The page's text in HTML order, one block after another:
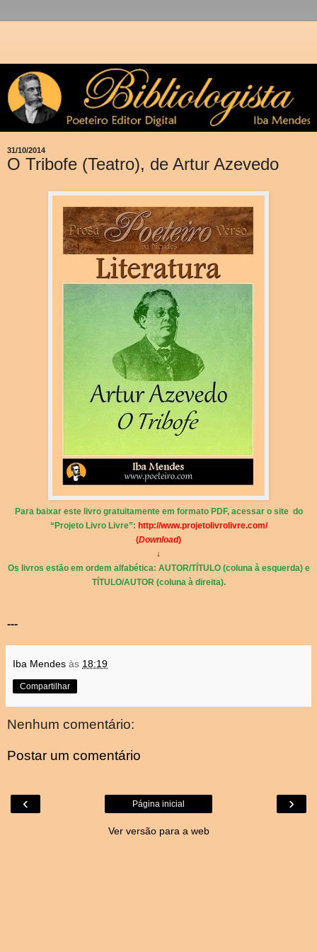
31/10/2014
O Tribofe (Teatro), de Artur Azevedo
Para baixar este livro gratuitamente em formato PDF, acessar o site do
“Projeto Livro Livre”: http://www.projetolivrolivre.com/
(Download)
↓
Os livros estão em ordem alfabética: AUTOR/TÍTULO (coluna à esquerda) e
TÍTULO/AUTOR (coluna à direita).
---
Iba Mendes às 18:19
Compartilhar
Nenhum comentário:
Postar um comentário
‹ ›
Página inicial
Ver versão para a web